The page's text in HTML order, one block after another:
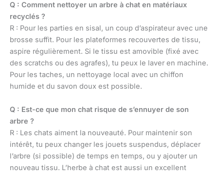
Q : Comment nettoyer un arbre à chat en matériaux
recyclés ?
R : Pour les parties en sisal, un coup d’aspirateur avec une
brosse suffit. Pour les plateformes recouvertes de tissu,
aspire régulièrement. Si le tissu est amovible (fixé avec
des scratchs ou des agrafes), tu peux le laver en machine.
Pour les taches, un nettoyage local avec un chiffon
humide et du savon doux est possible.
Q : Est-ce que mon chat risque de s’ennuyer de son
arbre ?
R : Les chats aiment la nouveauté. Pour maintenir son
intérêt, tu peux changer les jouets suspendus, déplacer
l’arbre (si possible) de temps en temps, ou y ajouter un
nouveau tissu. L’herbe à chat est aussi un excellent